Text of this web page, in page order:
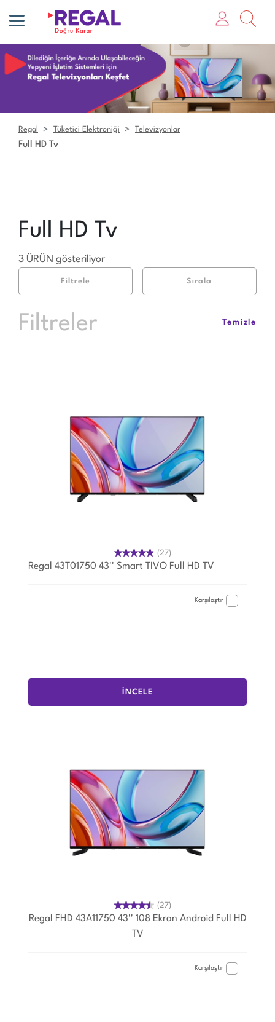
Regal Tüketici Elektroniği Televizyonlar
Full HD Tv
Full HD Tv
3 ÜRÜN gösteriliyor
Filtrele Sırala
Filtreler Temizle
(27)
Regal 43T01750 43'' Smart TIVO Full HD TV
Karşılaştır
İNCELE
(27)
Regal FHD 43A11750 43'' 108 Ekran Android Full HD
TV
Karşılaştır